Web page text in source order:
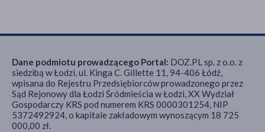
Dane podmiotu prowadzącego Portal: DOZ.PL sp. z o.o. z
siedzibą w Łodzi, ul. Kinga C. Gillette 11, 94-406 Łódź,
wpisana do Rejestru Przedsiębiorców prowadzonego przez
Sąd Rejonowy dla Łodzi Śródmieścia w Łodzi, XX Wydział
Gospodarczy KRS pod numerem KRS 0000301254, NIP
5372492924, o kapitale zakładowym wynoszącym 18 725
000,00 zł.